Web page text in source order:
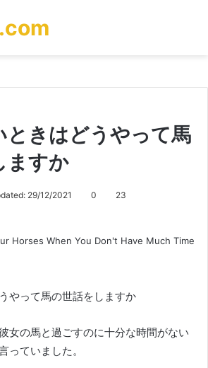
ときはどうやって馬
ますか
29/12/2021 0 23
やって馬の世話をしますか
女の馬と過ごすのに十分な時間がない
っていました。